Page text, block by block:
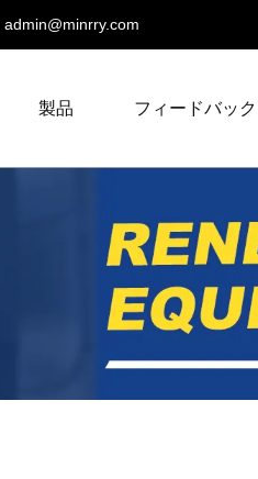
admin@minrry.com
製品 フィードバック